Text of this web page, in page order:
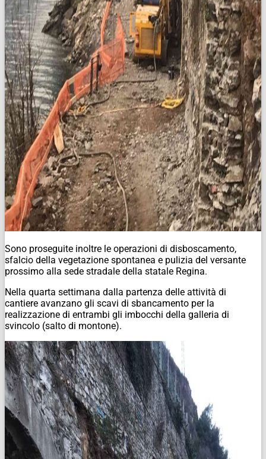
Sono proseguite inoltre le operazioni di disboscamento,
sfalcio della vegetazione spontanea e pulizia del versante
prossimo alla sede stradale della statale Regina.
Nella quarta settimana dalla partenza delle attività di
cantiere avanzano gli scavi di sbancamento per la
realizzazione di entrambi gli imbocchi della galleria di
svincolo (salto di montone).